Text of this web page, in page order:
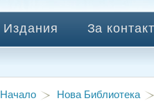
Издания За
Начало Нова Библиотека